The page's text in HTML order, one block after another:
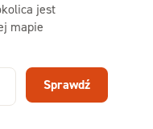
jest
mapie
Sprawdź